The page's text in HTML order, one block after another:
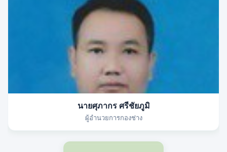
นายศุภากร ศรีชัยภูมิ
ผู้อำนวยการกองช่าง